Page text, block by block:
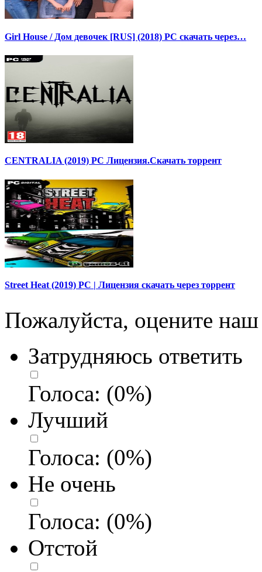
Girl House / Дом девочек [RUS] (2018) PC скачать через…
CENTRALIA (2019) PC Лицензия.Скачать торрент
Street Heat (2019) PC | Лицензия скачать через торрент
Пожалуйста, оцените наш
Затрудняюсь ответить
Голоса: (0%)
Лучший
Голоса: (0%)
Не очень
Голоса: (0%)
Отстой